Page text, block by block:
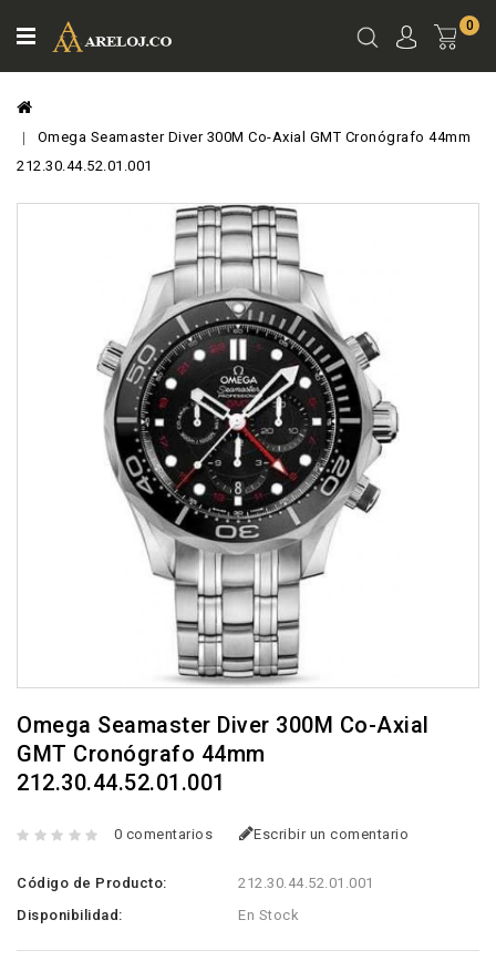
0
Omega Seamaster Diver 300M Co-Axial GMT Cronógrafo 44mm
212.30.44.52.01.001
Omega Seamaster Diver 300M Co-Axial
GMT Cronógrafo 44mm
212.30.44.52.01.001
0 comentarios Escribir un comentario
Código de Producto:
212.30.44.52.01.001
Disponibilidad:
En Stock